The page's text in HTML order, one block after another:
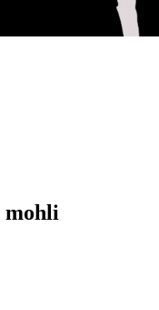
mohli